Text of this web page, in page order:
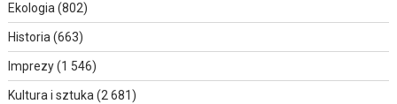
Ekologia(802)
Historia(663)
Imprezy(1 546)
Kultura i sztuka(2 681)